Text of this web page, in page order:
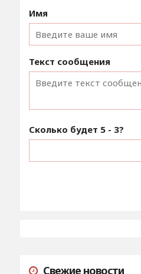
Имя
Текст сообщения
Сколько будет 5 - 3?
Свежие новости